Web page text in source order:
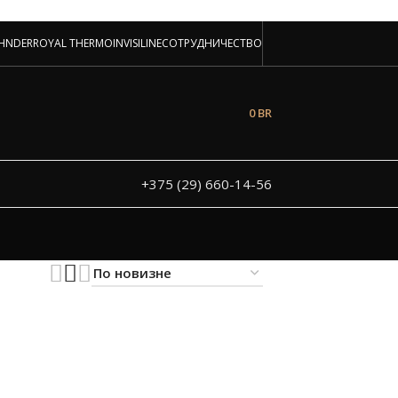
под заказ
ROYAL THERMOINVISILINEСОТРУДНИЧЕСТВО
0BR
+375 (29) 660-14-56